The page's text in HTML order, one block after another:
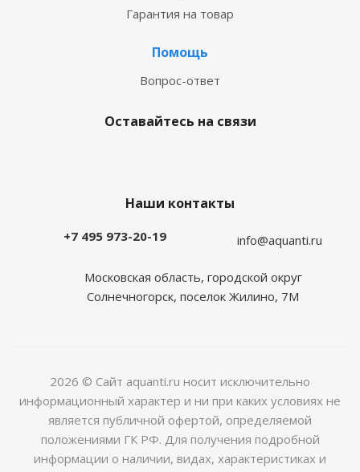
Гарантия на товар
Помощь
Вопрос-ответ
Оставайтесь на связи
Наши контакты
+7 495 973-20-19 info@aquanti.ru
Московская область, городской округ
Солнечногорск, поселок Жилино, 7М
2026 © Сайт aquanti.ru носит исключительно
информационный характер и ни при каких условиях не
является публичной офертой, определяемой
положениями ГК РФ. Для получения подробной
информации о наличии, видах, характеристиках и